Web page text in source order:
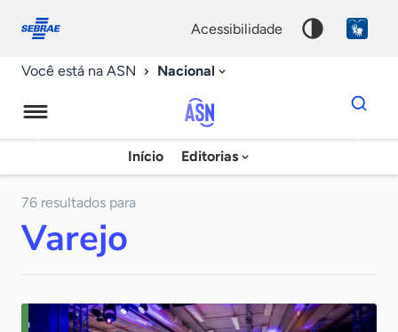
conosco
acessibilidade
Você está na ASN Nacional
Agência
Sebrae
Início Editorias
Dados
para
chave
76 resultados para
Varejo